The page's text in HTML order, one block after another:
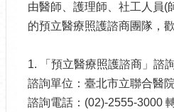
由醫師、護理師、社工人員(
的預立醫療照護諮商團隊，
1. 「預立醫療照護諮商」諮
諮詢單位：臺北市立聯合醫
諮詢電話：(02)-2555-3000